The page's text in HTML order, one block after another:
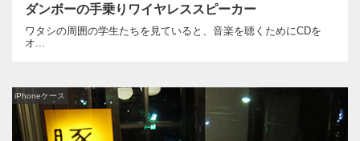
ダンボーの手乗りワイヤレススピーカー
ワタシの周囲の学生たちを見ていると、音楽を聴くためにCDを
オ...
iPhoneケース